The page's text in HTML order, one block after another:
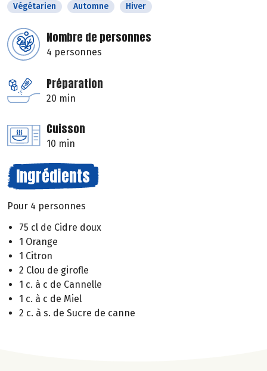
Végétarien
Automne Hiver
Nombre de personnes
4 personnes
Préparation
20 min
Cuisson
10 min
Ingrédients
Pour 4 personnes
75 cl de Cidre doux
1 Orange
1 Citron
2 Clou de girofle
1 c. à c de Cannelle
1 c. à c de Miel
2 c. à s. de Sucre de canne